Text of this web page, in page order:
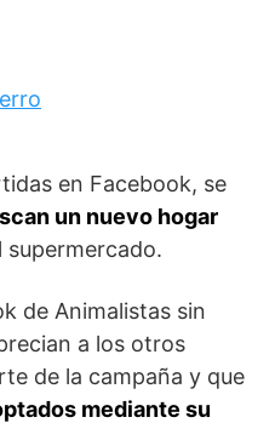
en Facebook, se
un nuevo hogar
supermercado.
de Animalistas sin
a los otros
de la campaña y que
mediante su